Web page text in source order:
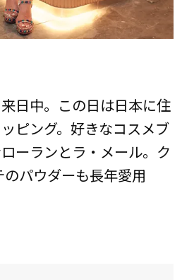
日中。この日は日本に住
ピング。好きなコスメブ
ーランとラ・メール。ク
パウダーも長年愛用